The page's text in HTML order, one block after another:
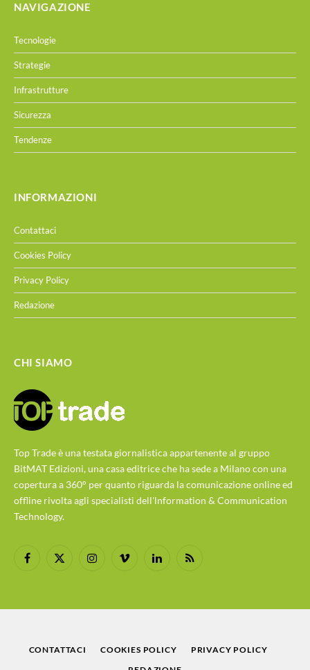
NAVIGAZIONE
Tecnologie
Strategie
Infrastrutture
Sicurezza
Tendenze
INFORMAZIONI
Contattaci
Cookies Policy
Privacy Policy
Redazione
CHI SIAMO
Top Trade è una testata giornalistica appartenente al gruppo
BitMAT Edizioni, una casa editrice che ha sede a Milano con una
copertura a 360° per quanto riguarda la comunicazione online ed
offline rivolta agli specialisti dell'lnformation & Communication
Technology.
Facebook
X
InstagramVimeo LinkedInRSS
CONTATTACI COOKIES POLICY
PRIVACY POLICY